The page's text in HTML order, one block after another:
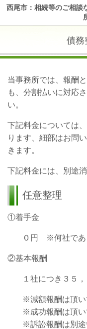
西尾市：相続等のご相談
債務
当事務所では、報酬
も、分割払いに対応
い。
下記料金については
ります、細部はお問
きます。
下記料金には、別途
任意整理
①着手金
０円 ※何社であ
②基本報酬
１社につき３５
※減額報酬は頂
※成功報酬は頂
※訴訟報酬は別